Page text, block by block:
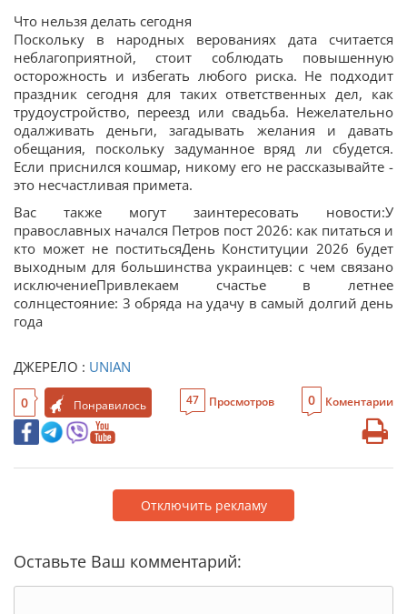
Что нельзя делать сегодня
Поскольку в народных верованиях дата считается
неблагоприятной, стоит соблюдать повышенную
осторожность и избегать любого риска. Не подходит
праздник сегодня для таких ответственных дел, как
трудоустройство, переезд или свадьба. Нежелательно
одалживать деньги, загадывать желания и давать
обещания, поскольку задуманное вряд ли сбудется.
Если приснился кошмар, никому его не рассказывайте -
это несчастливая примета.
Вас также могут заинтересовать новости:У
православных начался Петров пост 2026: как питаться и
кто может не поститьсяДень Конституции 2026 будет
выходным для большинства украинцев: с чем связано
исключениеПривлекаем счастье в летнее
солнцестояние: 3 обряда на удачу в самый долгий день
года
ДЖЕРЕЛО : UNIAN
0 Понравилось 47 Просмотров 0 Коментарии
Отключить рекламу
Оставьте Ваш комментарий: